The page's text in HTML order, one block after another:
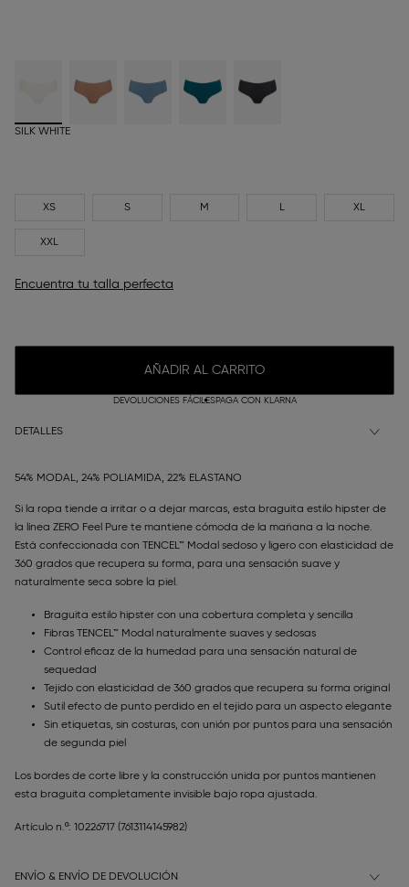
SILK WHITE
XS S M L XL
XXL
Encuentra tu talla perfecta
AÑADIR AL CARRITO
DEVOLUCIONES FÁCILESPAGA CON KLARNA
DETALLES
54% MODAL, 24% POLIAMIDA, 22% ELASTANO
Si la ropa tiende a irritar o a dejar marcas, esta braguita estilo hipster de
la línea ZERO Feel Pure te mantiene cómoda de la mañana a la noche.
Está confeccionada con TENCEL™ Modal sedoso y ligero con elasticidad de
360 grados que recupera su forma, para una sensación suave y
naturalmente seca sobre la piel.
Braguita estilo hipster con una cobertura completa y sencilla
Fibras TENCEL™ Modal naturalmente suaves y sedosas
Control eficaz de la humedad para una sensación natural de
sequedad
Tejido con elasticidad de 360 grados que recupera su forma original
Sutil efecto de punto perdido en el tejido para un aspecto elegante
Sin etiquetas, sin costuras, con unión por puntos para una sensación
de segunda piel
Los bordes de corte libre y la construcción unida por puntos mantienen
esta braguita completamente invisible bajo ropa ajustada.
Artículo n.º: 10226717 (7613114145982)
ENVÍO & ENVÍO DE DEVOLUCIÓN